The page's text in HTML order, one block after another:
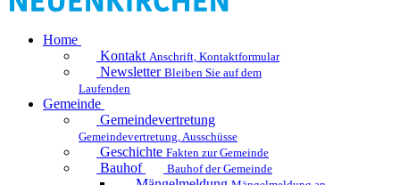
Home
Kontakt Anschrift, Kontaktformular
Newsletter Bleiben Sie auf dem
Laufenden
Gemeinde
Gemeindevertretung
Gemeindevertretung, Ausschüsse
Geschichte Fakten zur Gemeinde
Bauhof Bauhof der Gemeinde